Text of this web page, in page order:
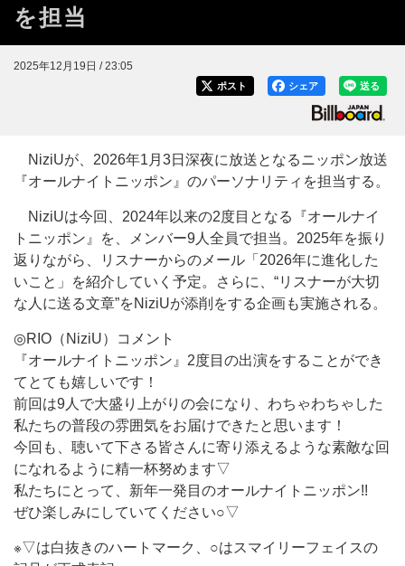
を担当
2025年12月19日 / 23:05
送る
シェア
ポスト
NiziUが、2026年1月3日深夜に放送となるニッポン放送
『オールナイトニッポン』のパーソナリティを担当する。
NiziUは今回、2024年以来の2度目となる『オールナイ
トニッポン』を、メンバー9人全員で担当。2025年を振り
返りながら、リスナーからのメール「2026年に進化した
いこと」を紹介していく予定。さらに、“リスナーが大切
な人に送る文章”をNiziUが添削をする企画も実施される。
◎RIO（NiziU）コメント
『オールナイトニッポン』2度目の出演をすることができ
てとても嬉しいです！
前回は9人で大盛り上がりの会になり、わちゃわちゃした
私たちの普段の雰囲気をお届けできたと思います！
今回も、聴いて下さる皆さんに寄り添えるような素敵な回
になれるように精一杯努めます▽
私たちにとって、新年一発目のオールナイトニッポン!!
ぜひ楽しみにしていてください○▽
※▽は白抜きのハートマーク、○はスマイリーフェイスの